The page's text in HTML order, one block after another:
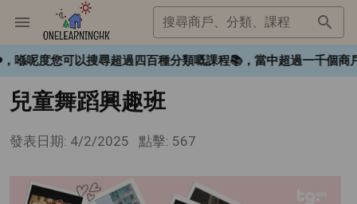
搜尋商戶、分類、課程
度您可以搜尋超過四百種分類嘅課程📚，當中超過一千個商戶
兒童舞蹈興趣班
發表日期: 4/2/2025 點擊: 567